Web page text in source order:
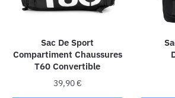
sur
page
du
produit
Sac De Sport
Compartiment Chaussures
T60 Convertible
39,90€